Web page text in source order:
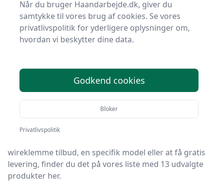
Forside Krea Diverse Kreatilbehør Wireklemme
Topliste over de 13
bedste wireklemmer i
2025
Du er kommet til det rette sted! På Håndarbejde
Online har vi udvalgt 13 af de bedste wireklemmer, så
du får det optimale køb.
wireklemme tilbud, en specifik model eller at få gratis
levering, finder du det på vores liste med 13 udvalgte
produkter her.
Når du bruger Haandarbejde.dk, giver du
samtykke til vores brug af cookies. Se vores
privatlivspolitik for yderligere oplysninger om,
hvordan vi beskytter dine data.
Godkend cookies
Bloker
Privatlivspolitik